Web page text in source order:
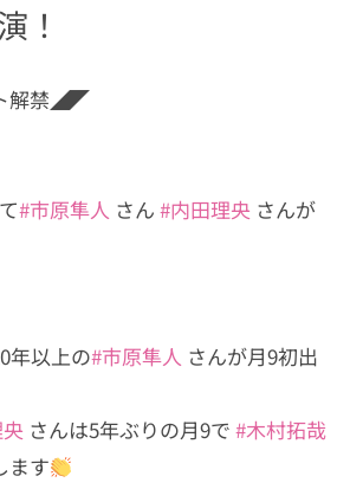
！
解禁◢◤
#市原隼人 さん #内田理央 さんが
年以上の#市原隼人 さんが月9初出
さんは5年ぶりの月9で #木村拓哉
ます